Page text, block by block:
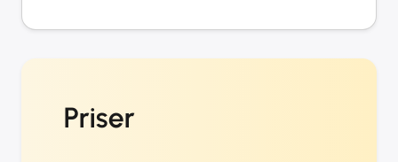
Priser